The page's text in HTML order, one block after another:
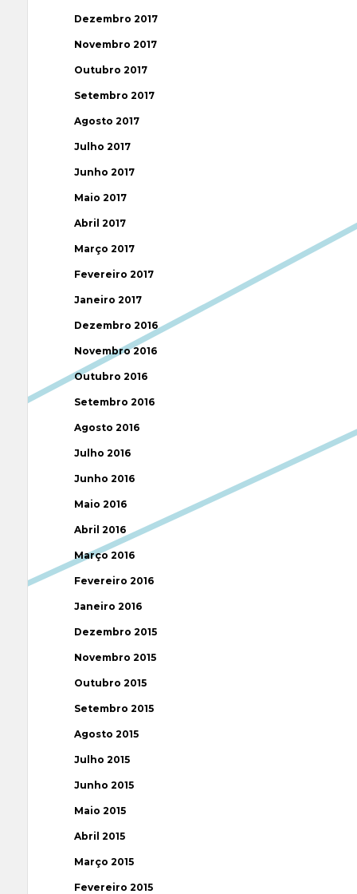
Dezembro 2017
Novembro 2017
Outubro 2017
Setembro 2017
Agosto 2017
Julho 2017
Junho 2017
Maio 2017
Abril 2017
Março 2017
Fevereiro 2017
Janeiro 2017
Dezembro 2016
Novembro 2016
Outubro 2016
Setembro 2016
Agosto 2016
Julho 2016
Junho 2016
Maio 2016
Abril 2016
Março 2016
Fevereiro 2016
Janeiro 2016
Dezembro 2015
Novembro 2015
Outubro 2015
Setembro 2015
Agosto 2015
Julho 2015
Junho 2015
Maio 2015
Abril 2015
Março 2015
Fevereiro 2015